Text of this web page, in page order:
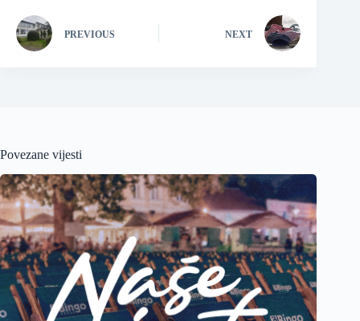
PREVIOUS NEXT
Povezane vijesti